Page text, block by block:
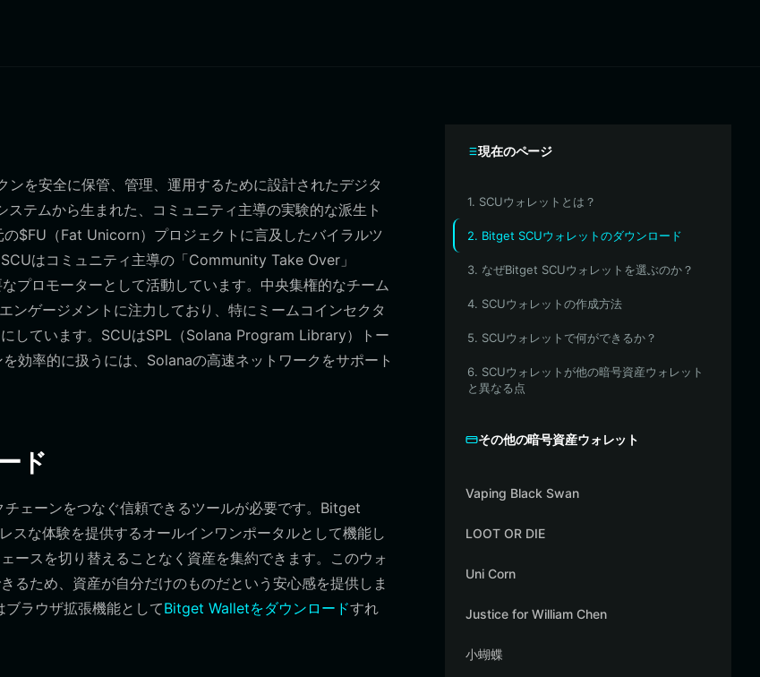
を安全に保管、管理、運用するために設計されたデジタ
テムから生まれた、コミュニティ主導の実験的な派生ト
$FU（Fat Unicorn）プロジェクトに言及したバイラルツ
はコミュニティ主導の「Community Take Over」
プロモーターとして活動しています。中央集権的なチーム
ンゲージメントに注力しており、特にミームコインセクタ
しています。SCUはSPL（Solana Program Library）トー
効率的に扱うには、Solanaの高速ネットワークをサポート
ド
ェーンをつなぐ信頼できるツールが必要です。Bitget
な体験を提供するオールインワンポータルとして機能し
ースを切り替えることなく資産を集約できます。このウォ
るため、資産が自分だけのものだという安心感を提供しま
ラウザ拡張機能としてBitget Walletをダウンロードすれ
現在のページ
1. SCUウォレットとは？
2. Bitget SCUウォレットのダウンロード
3. なぜBitget SCUウォレットを選ぶのか？
4. SCUウォレットの作成方法
5. SCUウォレットで何ができるか？
6. SCUウォレットが他の暗号資産ウォレット
と異なる点
その他の暗号資産ウォレット
Vaping Black Swan
LOOT OR DIE
Uni Corn
Justice for William Chen
小蝴蝶